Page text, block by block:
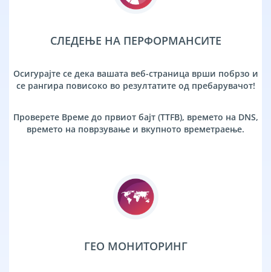
СЛЕДЕЊЕ НА ПЕРФОРМАНСИТЕ
Осигурајте се дека вашата веб-страница врши побрзо и
се рангира повисоко во резултатите од пребарувачот!
Проверете Време до првиот бајт (TTFB), времето на DNS,
времето на поврзување и вкупното времетраење.
ГЕО МОНИТОРИНГ